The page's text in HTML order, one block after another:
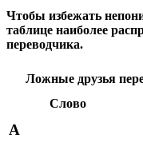
Чтобы избежать
таблице наиболее
переводчика.
Ложные друзья
Слово
A